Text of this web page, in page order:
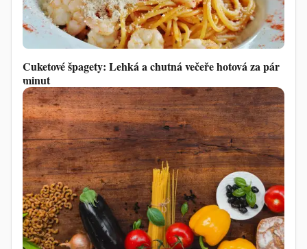
Cuketové špagety: Lehká a chutná večeře hotová za pár
minut